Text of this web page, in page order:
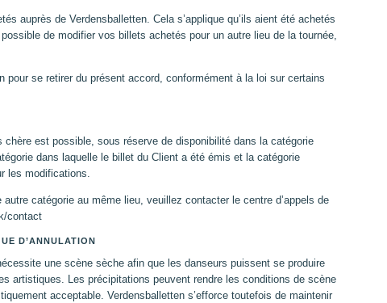
auprès de Verdensballetten. Cela s’applique qu’ils aient été achetés
de modifier vos billets achetés pour un autre lieu de la tournée,
pour se retirer du présent accord, conformément à la loi sur certains
est possible, sous réserve de disponibilité dans la catégorie
dans laquelle le billet du Client a été émis et la catégorie
les modifications.
catégorie au même lieu, veuillez contacter le centre d’appels de
contact
D’ANNULATION
une scène sèche afin que les danseurs puissent se produire
artistiques. Les précipitations peuvent rendre les conditions de scène
acceptable. Verdensballetten s’efforce toutefois de maintenir